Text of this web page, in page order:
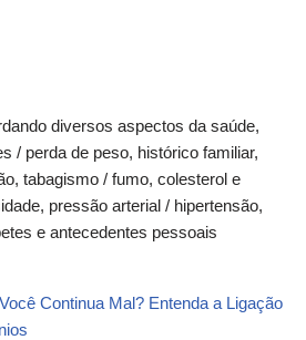
diversos aspectos da saúde,
/ perda de peso, histórico familiar,
tabagismo / fumo, colesterol e
pressão arterial / hipertensão,
e antecedentes pessoais
Continua Mal? Entenda a Ligação